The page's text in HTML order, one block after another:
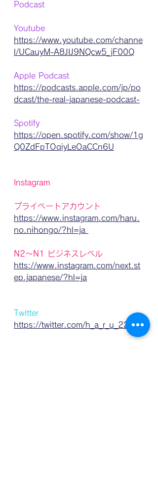
Podcast
Youtube
https://www.youtube.com/channe
l/UCauyM-A8JIJ9NQcw5_jF00Q
Apple Podcast
https://podcasts.apple.com/jp/po
dcast/the-real-japanese-podcast-
Spotify
https://open.spotify.com/show/1g
Q0ZdFpTOqiyLeOaCCn6U
Instagram
プライベートアカウント
https://www.instagram.com/haru.
no.nihongo/?hl=ja
N2〜N1 ビジネスレベル
htts://www.instagram.com/next.st
ep.japanese/?hl=ja
Twitter
https://twitter.com/h_a_r_u_222